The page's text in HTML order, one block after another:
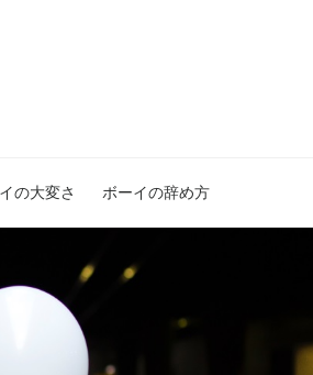
の大変さ ボーイの辞め方